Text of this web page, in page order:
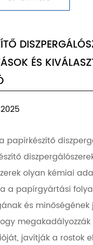
ÉS
papírkészítő
olyan kémiai
a papírgyártási
és
megakadályozzák
javítják a rostok